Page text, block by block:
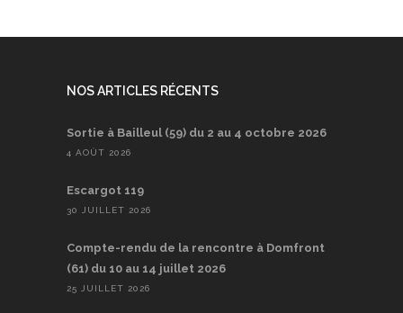
NOS ARTICLES RÉCENTS
Sortie à Bailleul (59) du 2 au 4 octobre 2026
4 AOÛT 2026
Escargot 119
30 JUILLET 2026
Compte-rendu de la rencontre à Domfront
(61) du 10 au 14 juillet 2026
25 JUILLET 2026